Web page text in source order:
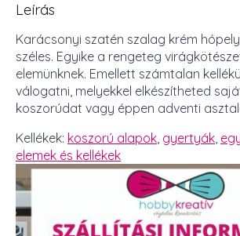
Leírás
Karácsonyi szatén szalag krém
széles. Egyike a rengeteg
elemünknek. Emellett számtalan
válogatni, melyekkel elkészítheted
koszorúdat vagy éppen adventi
Kellékek: koszorú alapok, gyertyák,
elemek és kellékek